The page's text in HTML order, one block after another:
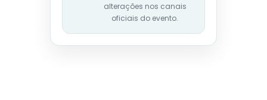
alterações nos canais
oficiais do evento.